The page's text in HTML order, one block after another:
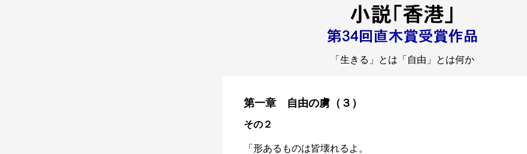
「生きる」とは「自由」とは何か
第一章 自由の虜（３）
その２
「形あるものは皆壊れるよ。